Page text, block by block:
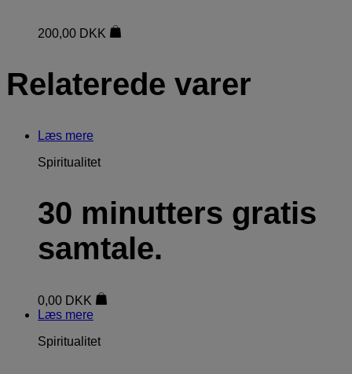
200,00 DKK
Relaterede varer
Læs mere
Spiritualitet
30 minutters gratis
samtale.
0,00 DKK
Læs mere
Spiritualitet